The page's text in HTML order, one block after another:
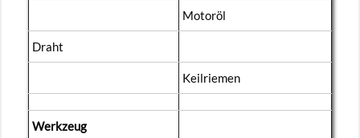
Mo­tor­öl
Draht
Keil­rie­men
Werk­zeug